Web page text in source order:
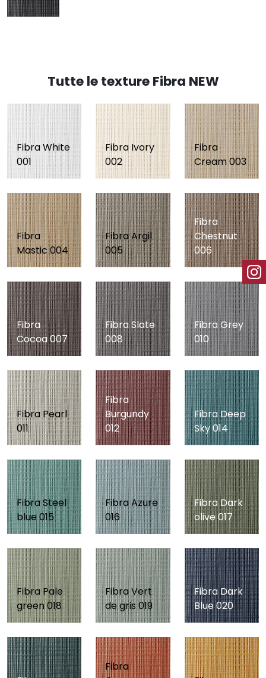
Tutte le texture Fibra NEW
Fibra White
001
Fibra Ivory
002
Fibra
Cream 003
Fibra
Mastic 004
Fibra Argil
005
Fibra
Chestnut
006
Fibra
Cocoa 007
Fibra Slate
008
Fibra Grey
010
Fibra Pearl
011
Fibra
Burgundy
012
Fibra Deep
Sky 014
Fibra Steel
blue 015
Fibra Azure
016
Fibra Dark
olive 017
Fibra Pale
green 018
Fibra Vert
de gris 019
Fibra Dark
Blue 020
Fibra